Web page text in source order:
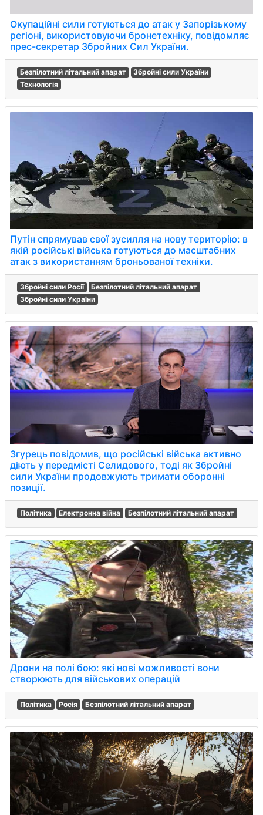
Окупаційні сили готуються до атак у Запорізькому
регіоні, використовуючи бронетехніку, повідомляє
прес-секретар Збройних Сил України.
Безпілотний літальний апарат
Збройні сили України
Технологія
Путін спрямував свої зусилля на нову територію: в
якій російські війська готуються до масштабних
атак з використанням броньованої техніки.
Збройні сили Росії
Безпілотний літальний апарат
Збройні сили України
Згурець повідомив, що російські війська активно
діють у передмісті Селидового, тоді як Збройні
сили України продовжують тримати оборонні
позиції.
Політика Електронна війна Безпілотний літальний апарат
Дрони на полі бою: які нові можливості вони
створюють для військових операцій
Політика Росія Безпілотний літальний апарат